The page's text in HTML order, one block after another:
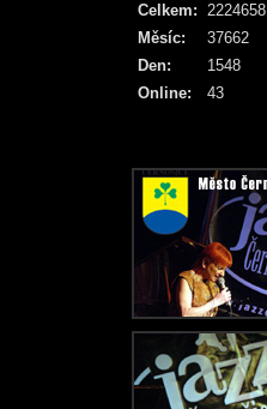
Online: 43
Celkem: 2224658
Měsíc:
37662
Den:
1548